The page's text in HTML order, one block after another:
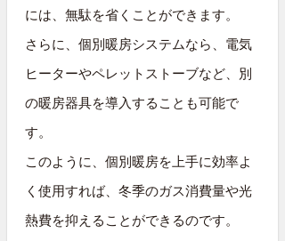
には、無駄を省くことができます。
さらに、個別暖房システムなら、電気
ヒーターやペレットストーブなど、別
の暖房器具を導入することも可能で
す。
このように、個別暖房を上手に効率よ
く使用すれば、冬季のガス消費量や光
熱費を抑えることができるのです。